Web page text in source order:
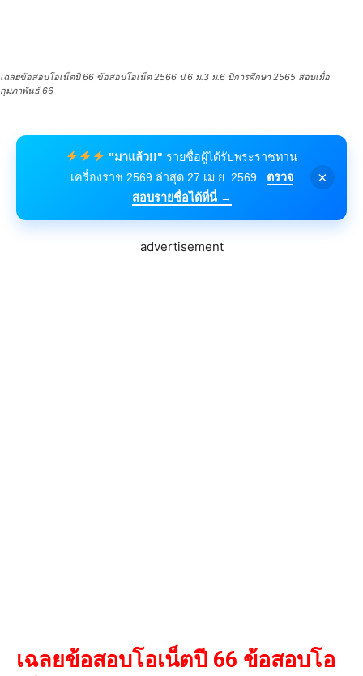
เฉลยข้อสอบโอเน็ตปี 66 ข้อสอบโอเน็ต 2566 ป.6 ม.3 ม.6 ปีการศึกษา 2565 สอบเมื่อ
กุมภาพันธ์ 66
"มาแล้ว!!" รายชื่อผู้ได้รับพระราชทาน
เครื่องราช 2569 ล่าสุด 27 เม.ย. 2569
ตรวจ
สอบรายชื่อได้ที่นี่ →
×
advertisement
เฉลยข้อสอบโอเน็ตปี 66 ข้อสอบโอ